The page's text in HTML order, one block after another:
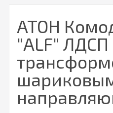
АТОН
"ALF" ЛДСП